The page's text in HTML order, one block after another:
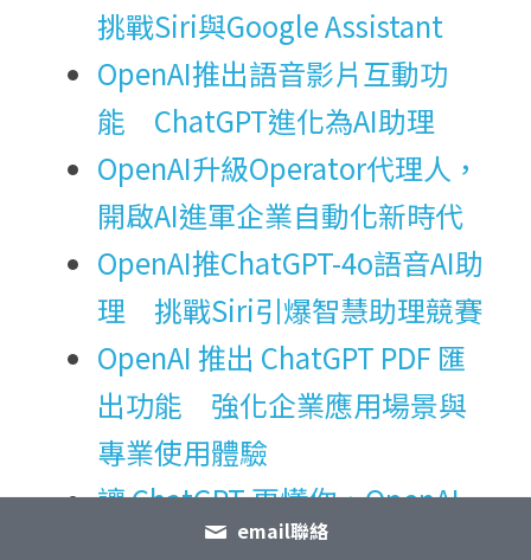
挑戰Siri與Google Assistant
OpenAI推出語音影片互動功
能　ChatGPT進化為AI助理
OpenAI升級Operator代理人，
開啟AI進軍企業自動化新時代
OpenAI推ChatGPT-4o語音AI助
理　挑戰Siri引爆智慧助理競賽
OpenAI 推出 ChatGPT PDF 匯
出功能　強化企業應用場景與
專業使用體驗
讓 ChatGPT 更懂你，OpenAI
記憶功能使用指南
email聯絡